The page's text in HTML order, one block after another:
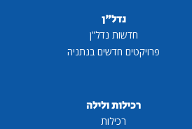
נדל"ן
חדשות נדל"ן
פרויקטים חדשים בנתניה
רכילות ולילה
רכילות